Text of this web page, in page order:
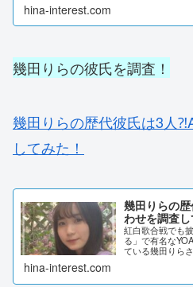
hina-interest.com
幾田りらの彼氏を調査！
幾田りらの歴代彼氏は3人
してみた！
幾田りらの
わせを調査し
紅白歌合戦でも
る」で有名な
ている幾田りら
hina-interest.com